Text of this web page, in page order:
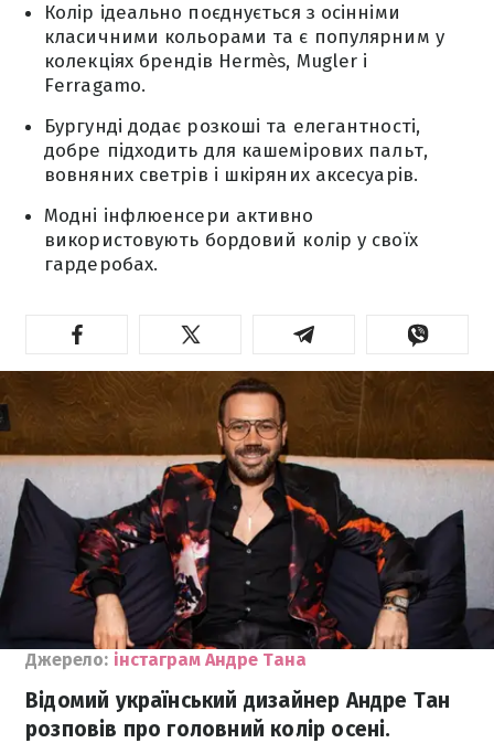
Колір ідеально поєднується з осінніми
класичними кольорами та є популярним у
колекціях брендів Hermès, Mugler і
Ferragamo.
Бургунді додає розкоші та елегантності,
добре підходить для кашемірових пальт,
вовняних светрів і шкіряних аксесуарів.
Модні інфлюенсери активно
використовують бордовий колір у своїх
гардеробах.
Джерело: інстаграм Андре Тана
Відомий український дизайнер Андре Тан
розповів про головний колір осені.